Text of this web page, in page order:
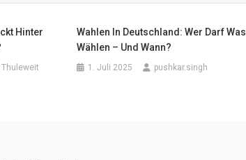
Hinter
Thuleweit
Wahlen In Deutschland: Wer Darf Was
Wählen – Und Wann?
1. Juli 2025 pushkar.singh